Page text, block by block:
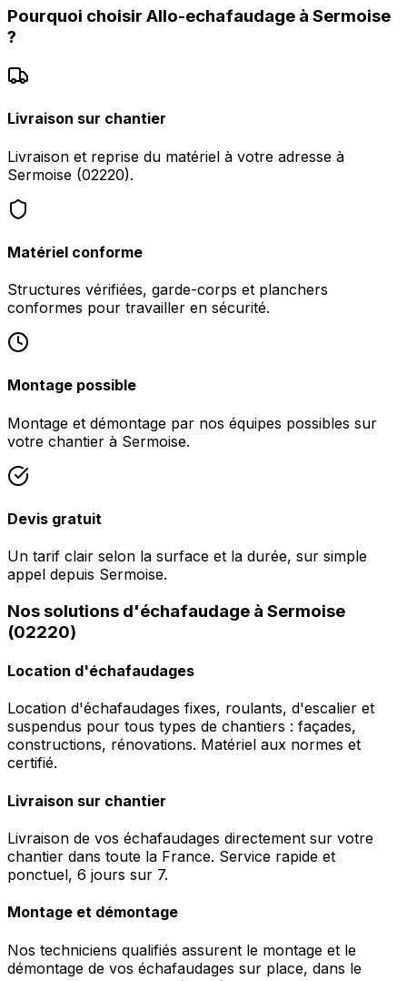
Pourquoi choisir Allo-echafaudage à Sermoise
?
Livraison sur chantier
Livraison et reprise du matériel à votre adresse à
Sermoise (02220).
Matériel conforme
Structures vérifiées, garde-corps et planchers
conformes pour travailler en sécurité.
Montage possible
Montage et démontage par nos équipes possibles sur
votre chantier à Sermoise.
Devis gratuit
Un tarif clair selon la surface et la durée, sur simple
appel depuis Sermoise.
Nos solutions d'échafaudage à Sermoise
(02220)
Location d'échafaudages
Location d'échafaudages fixes, roulants, d'escalier et
suspendus pour tous types de chantiers : façades,
constructions, rénovations. Matériel aux normes et
certifié.
Livraison sur chantier
Livraison de vos échafaudages directement sur votre
chantier dans toute la France. Service rapide et
ponctuel, 6 jours sur 7.
Montage et démontage
Nos techniciens qualifiés assurent le montage et le
démontage de vos échafaudages sur place, dans le